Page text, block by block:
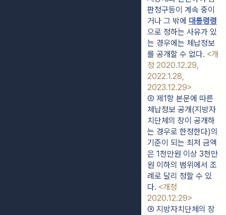
판청구등이 계속 중이
거나 그 밖에 대통령령
으로 정하는 사유가 있
는 경우에는 체납정보
를 공개할 수 없다. <개
정 2020.12.29,
2022.1.28,
2023.12.29>
② 제1항 본문에 따른
체납정보 공개(지방자
치단체의 장이 공개하
는 경우로 한정한다)의
기준이 되는 최저 금액
은 1천만원 이상 3천만
원 이하의 범위에서 조
례로 달리 정할 수 있
다. <개정
2020.12.29>
③ 지방자치단체의 장